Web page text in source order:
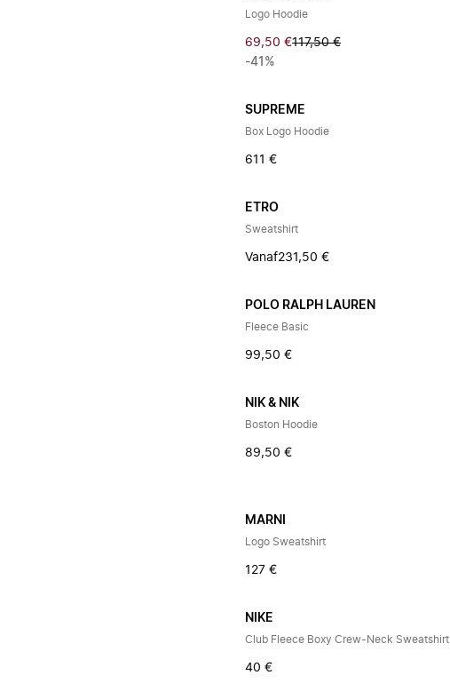
Logo Hoodie
69,50 €117,50 €
-41%
SUPREME
Box Logo Hoodie
611 €
ETRO
Sweatshirt
Vanaf231,50 €
POLO RALPH LAUREN
Fleece Basic
99,50 €
NIK & NIK
Boston Hoodie
89,50 €
MARNI
Logo Sweatshirt
127 €
NIKE
Club Fleece Boxy Crew-Neck Sweatshirt
40 €